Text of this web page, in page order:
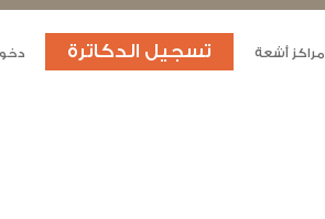
مراكز أشعة تسجيل الدكاترة